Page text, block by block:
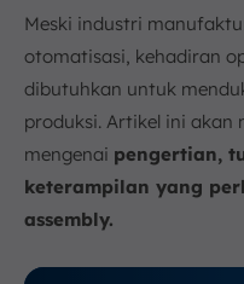
Meski industri
otomatisasi, kehadiran
dibutuhkan untuk
produksi. Artikel ini akan
mengenai pengertian,
keterampilan yang
assembly.